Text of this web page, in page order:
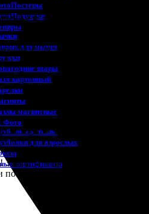
для мыши
шары
картонный
магнитные
Фото
детские
для взрослых
сертификаты
: ★ ★
для мыши пришли очень
работой за компьютером с
: ★ ★ ★ ★ ★
Заказала коврики для мыши,
помогли с макетом. Качество